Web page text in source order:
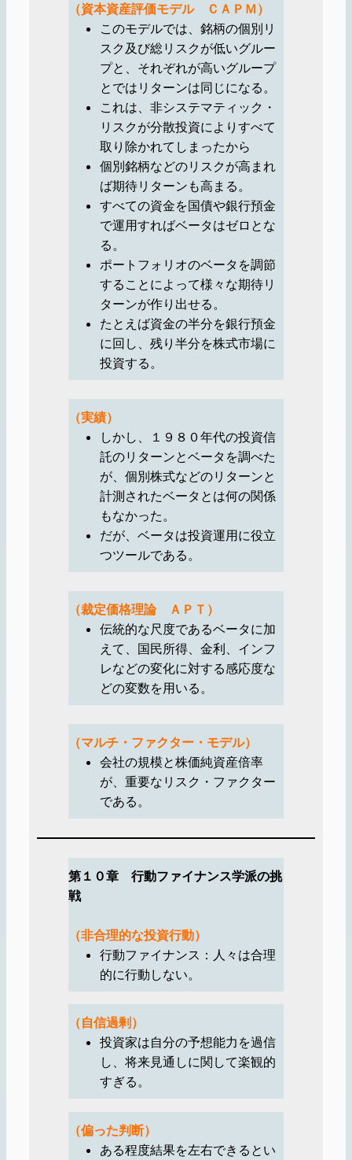
（資本資産評価モデル ＣＡＰＭ）
このモデルでは、銘柄の個別リ
スク及び総リスクが低いグルー
プと、それぞれが高いグループ
とではリターンは同じになる。
これは、非システマティック・
リスクが分散投資によりすべて
取り除かれてしまったから
個別銘柄などのリスクが高まれ
ば期待リターンも高まる。
すべての資金を国債や銀行預金
で運用すればベータはゼロとな
る。
ポートフォリオのベータを調節
することによって様々な期待リ
ターンが作り出せる。
たとえば資金の半分を銀行預金
に回し、残り半分を株式市場に
投資する。
（実績）
しかし、１９８０年代の投資信
託のリターンとベータを調べた
が、個別株式などのリターンと
計測されたベータとは何の関係
もなかった。
だが、ベータは投資運用に役立
つツールである。
（裁定価格理論 ＡＰＴ）
伝統的な尺度であるベータに加
えて、国民所得、金利、インフ
レなどの変化に対する感応度な
どの変数を用いる。
（マルチ・ファクター・モデル）
会社の規模と株価純資産倍率
が、重要なリスク・ファクター
である。
第１０章 行動ファイナンス学派の挑
戦
（非合理的な投資行動）
行動ファイナンス：人々は合理
的に行動しない。
（自信過剰）
投資家は自分の予想能力を過信
し、将来見通しに関して楽観的
すぎる。
（偏った判断）
ある程度結果を左右できるとい